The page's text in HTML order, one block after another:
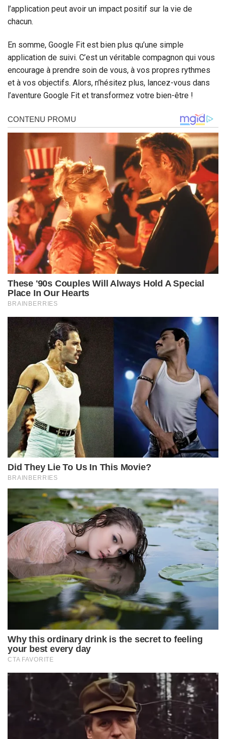
l’application peut avoir un impact positif sur la vie de
chacun.
En somme, Google Fit est bien plus qu’une simple
application de suivi. C’est un véritable compagnon qui vous
encourage à prendre soin de vous, à vos propres rythmes
et à vos objectifs. Alors, n’hésitez plus, lancez-vous dans
l’aventure Google Fit et transformez votre bien-être !